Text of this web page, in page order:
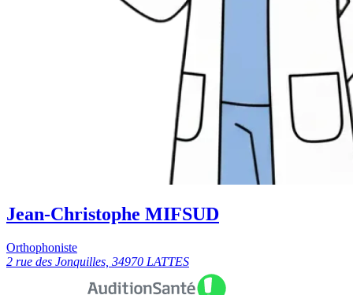
Jean-Christophe MIFSUD
Orthophoniste
2 rue des Jonquilles, 34970 LATTES